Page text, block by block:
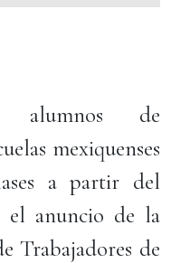
de
mexiquenses
a partir del
anuncio de la
Trabajadores de